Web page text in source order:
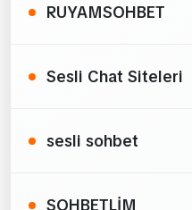
RUYAMSOHBET
Sesli Chat Siteleri
sesli sohbet
SOHBETLİM